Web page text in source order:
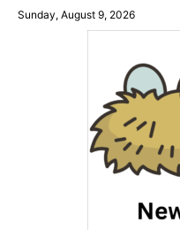
SkipSunday, August 9, 2026